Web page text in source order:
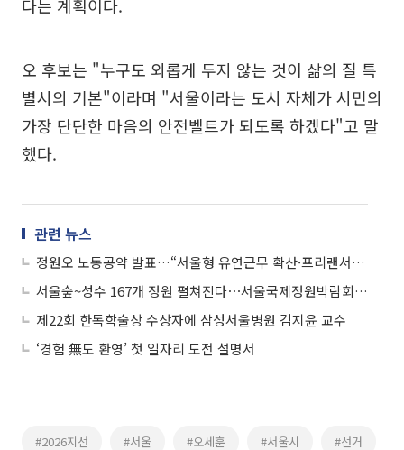
다는 계획이다.
오 후보는 "누구도 외롭게 두지 않는 것이 삶의 질 특
별시의 기본"이라며 "서울이라는 도시 자체가 시민의
가장 단단한 마음의 안전벨트가 되도록 하겠다"고 말
했다.
관련 뉴스
정원오 노동공약 발표…“서울형 유연근무 확산·프리랜서 유급병가 지원”
서울숲~성수 167개 정원 펼쳐진다⋯서울국제정원박람회 1일 개막
제22회 한독학술상 수상자에 삼성서울병원 김지윤 교수
‘경험 無도 환영’ 첫 일자리 도전 설명서
#2026지선 #서울 #오세훈 #서울시 #선거